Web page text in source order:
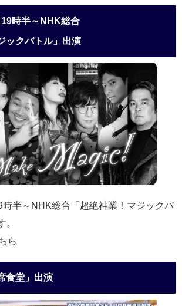
時半～NHK総合
ックバトル」出演
半～NHK総合「超絶神業！マジックバ
。
ら
食堂」出演